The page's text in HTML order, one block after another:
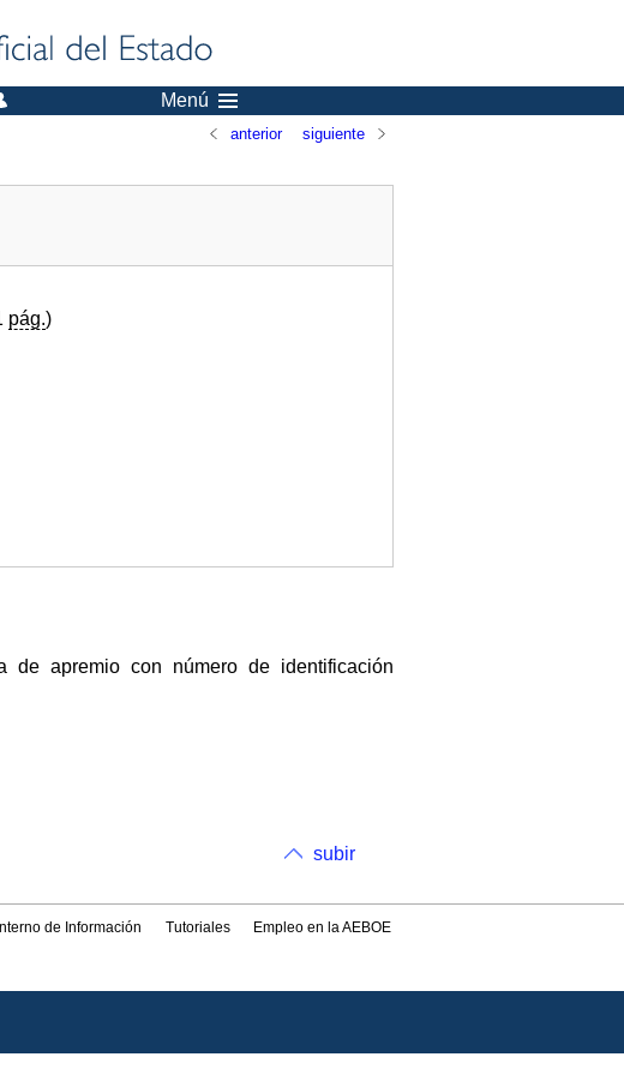
Menú
anterior siguiente
pág.)
de apremio con número de identificación
subir
de Información Tutoriales Empleo en la AEBOE